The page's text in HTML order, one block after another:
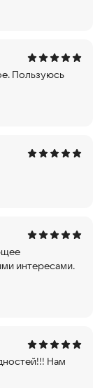
Пользуюсь
интересами.
Нам